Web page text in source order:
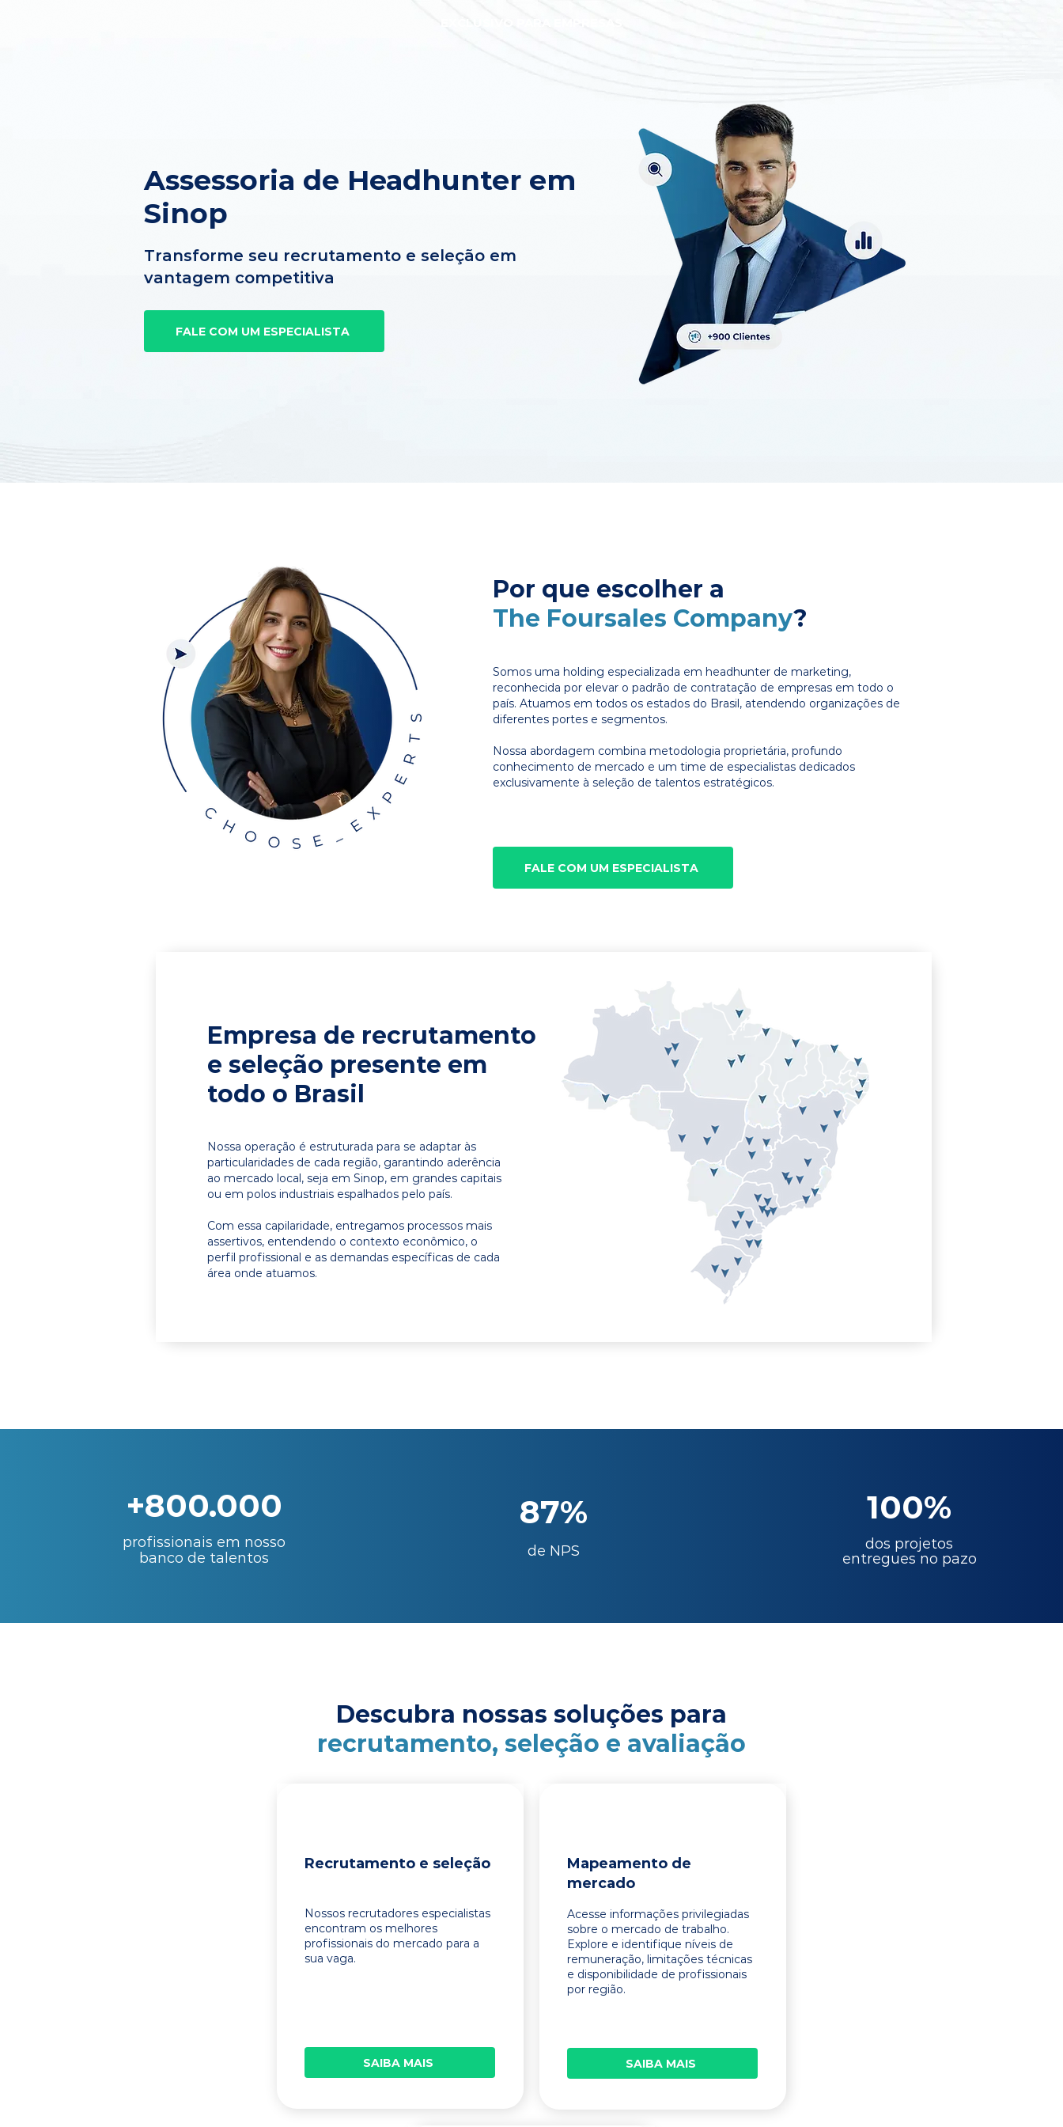
Assessoria de Headhunter em
Sinop
Transforme seu recrutamento e seleção em
vantagem competitiva
FALE COM UM ESPECIALISTA
Por que escolher a
The Foursales Company?
Somos uma holding especializada em headhunter de marketing,
reconhecida por elevar o padrão de contratação de empresas em todo o
país. Atuamos em todos os estados do Brasil, atendendo organizações de
diferentes portes e segmentos.
Nossa abordagem combina metodologia proprietária, profundo
conhecimento de mercado e um time de especialistas dedicados
exclusivamente à seleção de talentos estratégicos.
FALE COM UM ESPECIALISTA
Empresa de recrutamento
e seleção presente em
todo o Brasil
Nossa operação é estruturada para se adaptar às
particularidades de cada região, garantindo aderência
ao mercado local, seja em Sinop, em grandes capitais
ou em polos industriais espalhados pelo país.
Com essa capilaridade, entregamos processos mais
assertivos, entendendo o contexto econômico, o
perfil profissional e as demandas específicas de cada
área onde atuamos.
+800.000
profissionais em nosso
banco de talentos
87%
de NPS
100%
dos projetos
entregues no pazo
Descubra nossas soluções para
recrutamento, seleção e avaliação
Recrutamento e seleção
Nossos recrutadores especialistas
encontram os melhores
profissionais do mercado para a
sua vaga.
SAIBA MAIS
Mapeamento de
mercado
Acesse informações privilegiadas
sobre o mercado de trabalho.
Explore e identifique níveis de
remuneração, limitações técnicas
e disponibilidade de profissionais
por região.
SAIBA MAIS